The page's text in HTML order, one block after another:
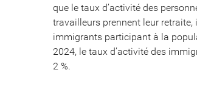
que le taux d’activité des
travailleurs prennent leur
immigrants participant à la
2024, le taux d’activité des
2 %.